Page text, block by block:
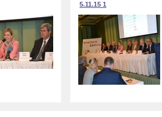
5.11.15 1